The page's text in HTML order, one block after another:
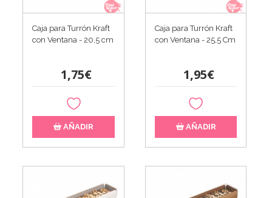
Caja para Turrón Kraft
con Ventana - 20,5 cm
1,75€
AÑADIR
Caja para Turrón Kraft
con Ventana - 25,5 Cm
1,95€
AÑADIR